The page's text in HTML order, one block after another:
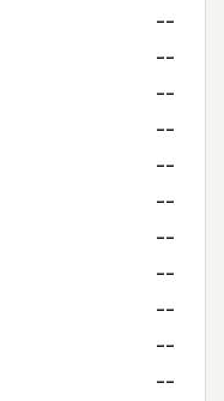
--
--
--
--
--
--
--
--
--
--
--